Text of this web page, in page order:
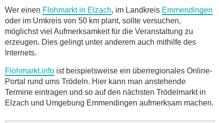
Wer einen Flohmarkt in Elzach, im Landkreis Emmendingen
oder im Umkreis von 50 km plant, sollte versuchen,
möglichst viel Aufmerksamkeit für die Veranstaltung zu
erzeugen. Dies gelingt unter anderem auch mithilfe des
Internets.
Flohmarkt.info ist beispielsweise ein überregionales Online-
Portal rund ums Trödeln. Hier kann man anstehende
Termine eintragen und so auf den nächsten Trödelmarkt in
Elzach und Umgebung Emmendingen aufmerksam machen.